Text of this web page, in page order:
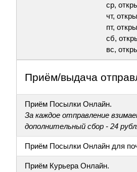
ср,
чт,
пт,
сб,
вс,
Приём/выдача
Приём Посылки Онлайн.
За каждое отправление
дополнительный сбор - 24
Приём Посылки Онлайн для
Приём Курьера Онлайн.